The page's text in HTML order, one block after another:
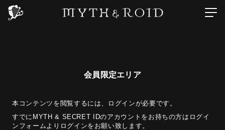
会員限定エリア
本コンテンツを閲覧するには、ログインが必要です。
すでにMYTH & SECRET IDのアカウントをお持ちの方はログイ
ンフォームよりログインをお願い致します。